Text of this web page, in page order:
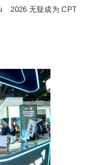
2026 无疑成为 CPT